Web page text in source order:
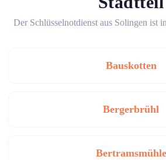
Der Schlüsselnotdienst aus Solingen ist
Bauskotten
Bergerbrühl
Bertramsmühle